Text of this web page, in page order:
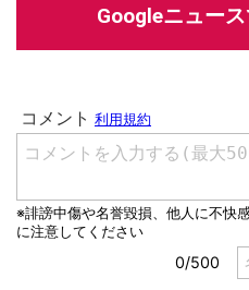
Googleニュー